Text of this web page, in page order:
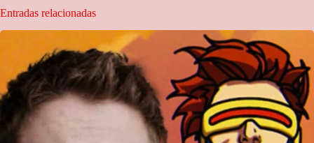
Entradas relacionadas